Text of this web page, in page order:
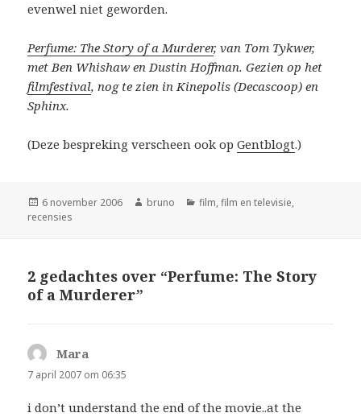
evenwel niet geworden.
Perfume: The Story of a Murderer, van Tom Tykwer,
met Ben Whishaw en Dustin Hoffman. Gezien op het
filmfestival, nog te zien in Kinepolis (Decascoop) en
Sphinx.
(Deze bespreking verscheen ook opGentblogt.)
Geplaatst
op
6 november 2006 Auteur
bruno Categorieën
film,film en televisie,
recensies
2 gedachtes over “Perfume: The Story
of a Murderer”
Mara
7 april 2007 om 06:35
i don’t understand the end of the movie..at the